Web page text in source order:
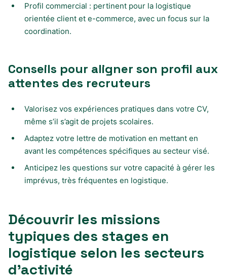
Profil commercial : pertinent pour la logistique
orientée client et e-commerce, avec un focus sur la
coordination.
Conseils pour aligner son profil aux
attentes des recruteurs
Valorisez vos expériences pratiques dans votre CV,
même s’il s’agit de projets scolaires.
Adaptez votre lettre de motivation en mettant en
avant les compétences spécifiques au secteur visé.
Anticipez les questions sur votre capacité à gérer les
imprévus, très fréquentes en logistique.
Découvrir les missions
typiques des stages en
logistique selon les secteurs
d’activité